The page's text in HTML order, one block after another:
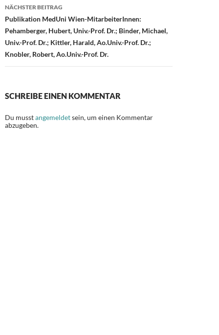
NÄCHSTER BEITRAG
Publikation MedUni Wien-MitarbeiterInnen:
Pehamberger, Hubert, Univ.-Prof. Dr.; Binder, Michael,
Univ.-Prof. Dr.; Kittler, Harald, Ao.Univ.-Prof. Dr.;
Knobler, Robert, Ao.Univ.-Prof. Dr.
SCHREIBE EINEN KOMMENTAR
Du musstangemeldetsein, um einen Kommentar
abzugeben.